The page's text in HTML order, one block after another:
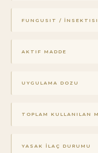
FUNGUSIT /
AKTIF MADDE
UYGULAMA DOZU
TOPLAM KULLANILAN
YASAK İLAÇ DURUMU